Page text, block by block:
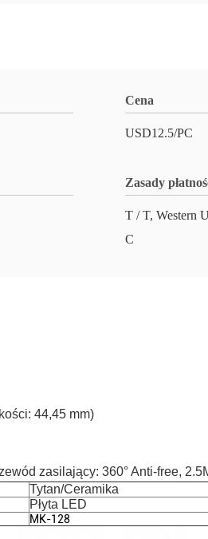
Cena
USD12.5/PC
Zasady
T / T, Western
C
44,45 mm)
zasilający: 360° Anti-free,
Tytan/Ceramika
Płyta LED
MK-128